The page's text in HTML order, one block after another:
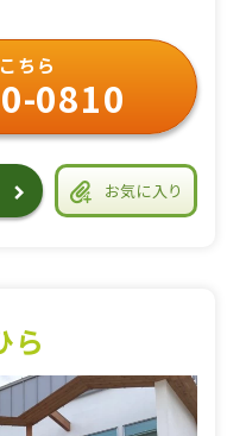
お気に入り
ちら
0810
ら